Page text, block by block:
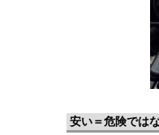
安い＝危険では